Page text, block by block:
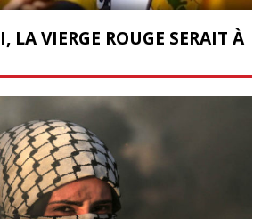
LA VIERGE ROUGE SERAIT À